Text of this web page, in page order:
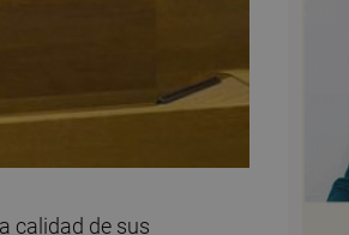
calidad de sus